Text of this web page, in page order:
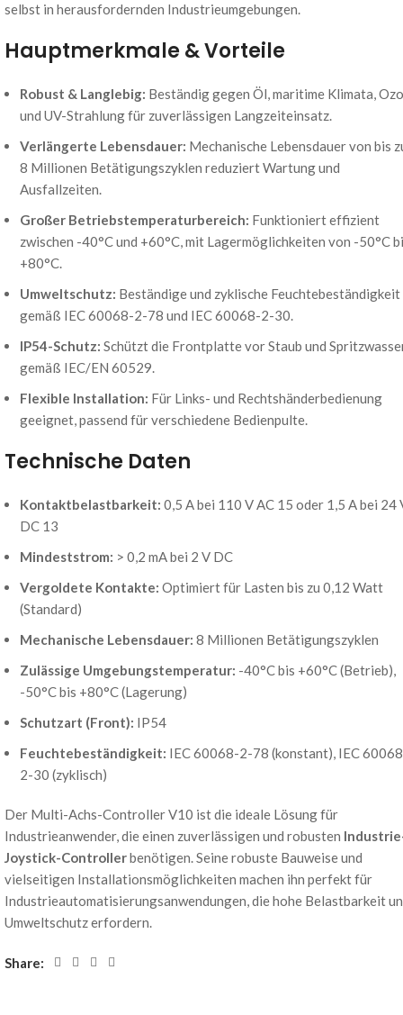
selbst in herausfordernden Industrieumgebungen.
Hauptmerkmale & Vorteile
Robust & Langlebig: Beständig gegen Öl, maritime Klimata,
und UV-Strahlung für zuverlässigen Langzeiteinsatz.
Verlängerte Lebensdauer: Mechanische Lebensdauer von bis
8 Millionen Betätigungszyklen reduziert Wartung und
Ausfallzeiten.
Großer Betriebstemperaturbereich: Funktioniert effizient
zwischen -40°C und +60°C, mit Lagermöglichkeiten von -50°C
+80°C.
Umweltschutz: Beständige und zyklische Feuchtebeständigkeit
gemäß IEC 60068-2-78 und IEC 60068-2-30.
IP54-Schutz: Schützt die Frontplatte vor Staub und
gemäß IEC/EN 60529.
Flexible Installation: Für Links- und Rechtshänderbedienung
geeignet, passend für verschiedene Bedienpulte.
Technische Daten
Kontaktbelastbarkeit: 0,5 A bei 110 V AC 15 oder 1,5 A bei 24
DC 13
Mindeststrom: > 0,2 mA bei 2 V DC
Vergoldete Kontakte: Optimiert für Lasten bis zu 0,12 Watt
(Standard)
Mechanische Lebensdauer: 8 Millionen Betätigungszyklen
Zulässige Umgebungstemperatur: -40°C bis +60°C (Betrieb),
-50°C bis +80°C (Lagerung)
Schutzart (Front): IP54
Feuchtebeständigkeit: IEC 60068-2-78 (konstant), IEC
2-30 (zyklisch)
Der Multi-Achs-Controller V10 ist die ideale Lösung für
Industrieanwender, die einen zuverlässigen und robusten
Joystick-Controllerbenötigen. Seine robuste Bauweise und
vielseitigen Installationsmöglichkeiten machen ihn perfekt für
Industrieautomatisierungsanwendungen, die hohe Belastbarkeit
Umweltschutz erfordern.
Share: